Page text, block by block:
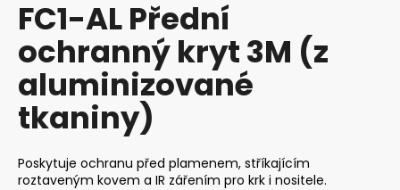
produktu
je
z
5
hvězdiček.
FC1-AL Přední
ochranný kryt 3M (z
aluminizované
tkaniny)
Poskytuje ochranu před plamenem, stříkajícím
roztaveným kovem a IR zářením pro krk i nositele.
a
j
í
t
?